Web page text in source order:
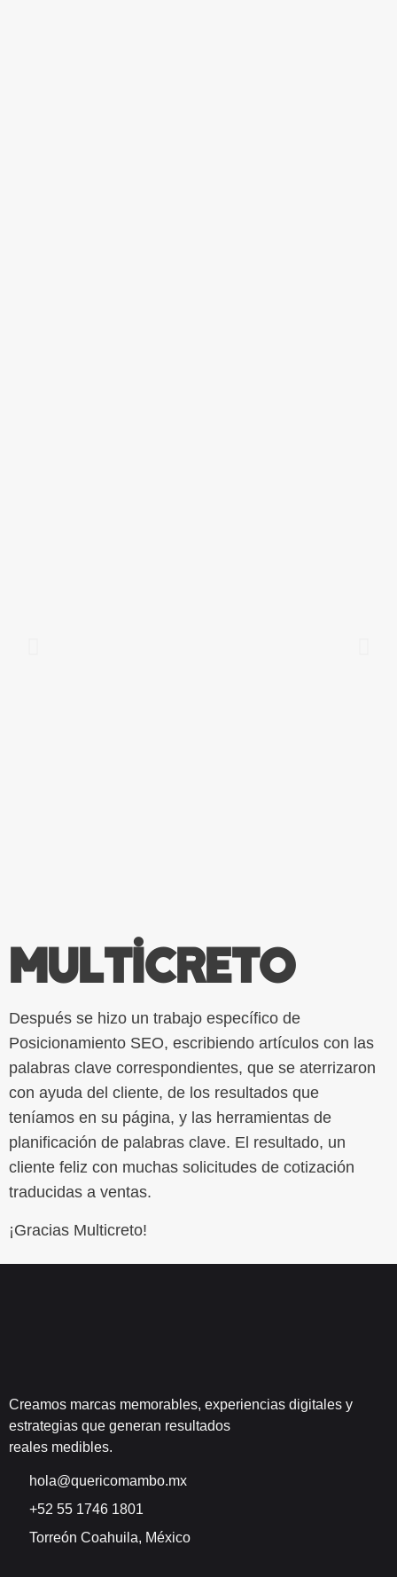
Multicreto
Después se hizo un trabajo específico de
Posicionamiento SEO, escribiendo artículos con las
palabras clave correspondientes, que se aterrizaron
con ayuda del cliente, de los resultados que
teníamos en su página, y las herramientas de
planificación de palabras clave. El resultado, un
cliente feliz con muchas solicitudes de cotización
traducidas a ventas.
¡Gracias Multicreto!
Creamos marcas memorables, experiencias digitales y
estrategias que generan resultados
reales medibles.
hola@quericomambo.mx
+52 55 1746 1801
Torreón Coahuila, México